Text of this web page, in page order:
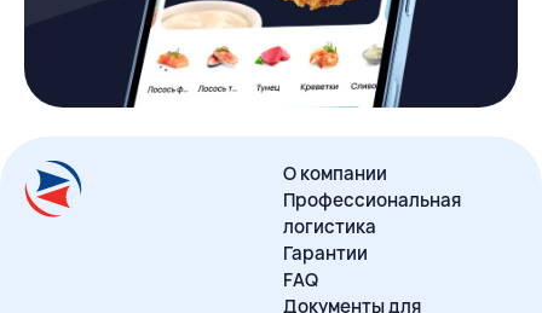
О компании
Профессиональная
логистика
Гарантии
FAQ
Документы для